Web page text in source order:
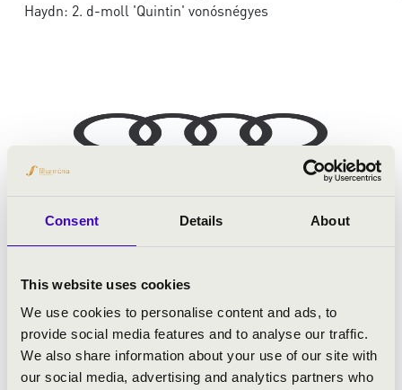
Consent Details About
This website uses cookies
We use cookies to personalise content and ads, to
provide social media features and to analyse our traffic.
We also share information about your use of our site with
our social media, advertising and analytics partners who
Haydn: 2. d-moll 'Quintin' vonósnégyes